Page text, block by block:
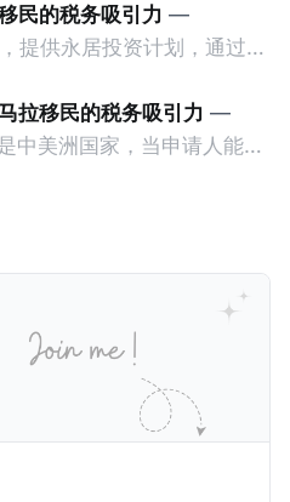
两年内保持投资，则可以
申请续签3年。当投资者经
意大利停留270天），申请
民的税务吸引力 —
提供永居投资计划，通过满
印度的永居投资计划要求申
途径投资印度： * 申请
1亿卢比（约合773万人民
亿卢比（约合1933万人民
书和注册企业的介绍/支持信
度经济做出贡献的详细计
12年后有资格申请印度公民
住11年，短暂缺席的少数例
拉移民的税务吸引力 —
中美洲国家，当申请人能够
，那么可以申请永久居留计
申请人提交材料
罪证明，以及最后一次进入
须公证并翻译成西班牙语。
具备流利西班牙语、对当地
成为危地马拉公民。 那
吸引力吗？我们来看看：